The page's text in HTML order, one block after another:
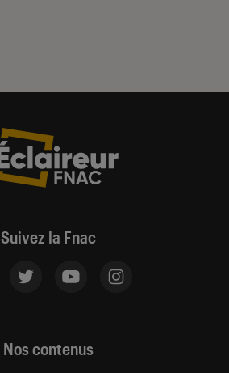
Suivez la Fnac
Nos contenus